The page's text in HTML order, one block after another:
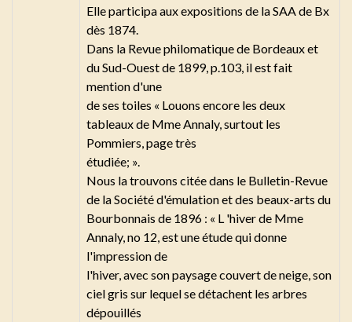
Elle participa aux expositions de la SAA de Bx
dès 1874.
Dans la Revue philomatique de Bordeaux et
du Sud-Ouest de 1899, p.103, il est fait
mention d'une
de ses toiles « Louons encore les deux
tableaux de Mme Annaly, surtout les
Pommiers, page très
étudiée; ».
Nous la trouvons citée dans le Bulletin-Revue
de la Société d'émulation et des beaux-arts du
Bourbonnais de 1896 : « L 'hiver de Mme
Annaly, no 12, est une étude qui donne
l'impression de
l'hiver, avec son paysage couvert de neige, son
ciel gris sur lequel se détachent les arbres
dépouillés